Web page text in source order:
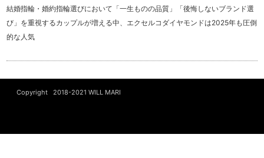
結婚指輪・婚約指輪選びにおいて「一生ものの品質」「後悔しないブランド選
び」を重視するカップルが増える中、エクセルコダイヤモンドは2025年も圧倒
的な人気
Copyright 2018-2021 WILL MARI